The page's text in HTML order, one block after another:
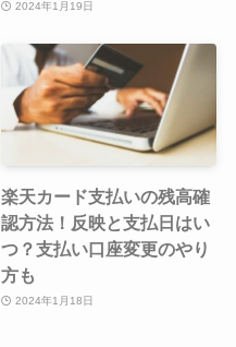
2024年1月19日
楽天カード支払いの残高確
認方法！反映と支払日はい
つ？支払い口座変更のやり
方も
2024年1月18日